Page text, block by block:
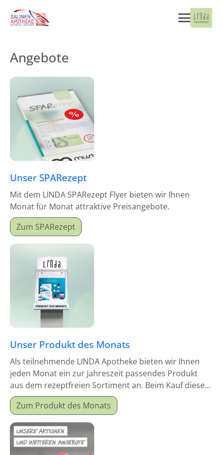
Angebote
Unser SPARezept
Mit dem LINDA SPARezept Flyer bieten wir Ihnen
Monat für Monat attraktive Preisangebote.
Zum SPARezept
Unser Produkt des Monats
Als teilnehmende LINDA Apotheke bieten wir Ihnen
jeden Monat ein zur Jahreszeit passendes Produkt
aus dem rezeptfreien Sortiment an. Beim Kauf dieses
Monatsproduktes erhalten Sie einen Mitgabeartikel
gratis dazu.
Zum Produkt des Monats